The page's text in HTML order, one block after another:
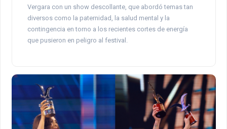
Vergara con un show descollante, que abordó temas tan
diversos como la paternidad, la salud mental y la
contingencia en torno a los recientes cortes de energía
que pusieron en peligro al festival.